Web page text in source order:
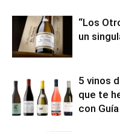
“Los
un
5 vinos
que te
con